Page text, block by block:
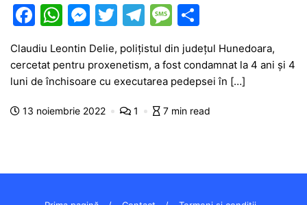
F
a
c
e
b
o
k
W
at
s
A
p
M
s
s
e
er
T
itt
er
T
e
gr
a
m
M
e
s
s
a
ta
je
a
z
Claudiu Leontin Delie, polițistul din județul Hunedoara,
cercetat pentru proxenetism, a fost condamnat la 4 ani și 4
luni de închisoare cu executarea pedepsei în […]
13 noiembrie 2022 1 7 min read